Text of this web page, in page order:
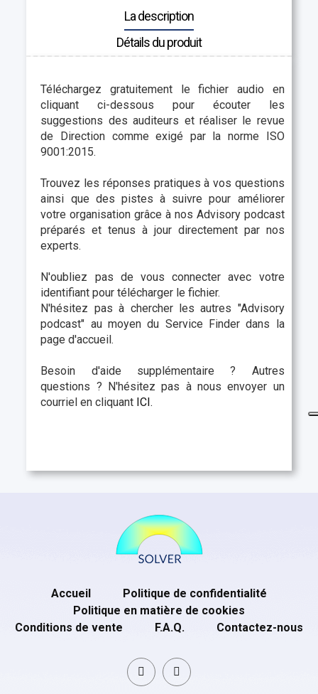
La description
Détails du produit
Téléchargez gratuitement le fichier audio en
cliquant ci-dessous pour écouter les
suggestions des auditeurs et réaliser le revue
de Direction comme exigé par la norme ISO
9001:2015.
Trouvez les réponses pratiques à vos questions
ainsi que des pistes à suivre pour améliorer
votre organisation grâce à nos Advisory podcast
préparés et tenus à jour directement par nos
experts.
N'oubliez pas de vous connecter avec votre
identifiant pour télécharger le fichier.
N'hésitez pas à chercher les autres "Advisory
podcast" au moyen du Service Finder dans la
page d'accueil.
Besoin d'aide supplémentaire ? Autres
questions ? N'hésitez pas à nous envoyer un
courriel en cliquant ICI.
Accueil
Politique de confidentialité
Politique en matière de cookies
Conditions de vente
F.A.Q. Contactez-nous